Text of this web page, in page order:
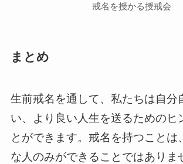
戒名を授かる授戒会
まとめ
生前戒名を通して、私たちは自分
い、より良い人生を送るためのヒ
とができます。戒名を持つことは
な人のみができることではありま